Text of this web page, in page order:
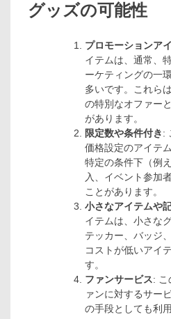
グッズの可能性
プロモーションア
イテムは、通常、
ーケティングの一
多いです。これら
の特別なオファー
があります。
限定数や条件付き:
価格設定のアイテ
特定の条件下（例
入、イベント参加
ことがあります。
小さなアイテムや
イテムは、小さな
テッカー、バッジ
コストが低いアイ
す。
ファンサービス: こ
ァンに対するサー
の手段としても利